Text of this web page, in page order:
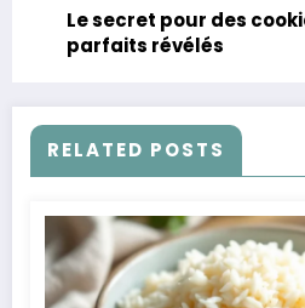
Le secret pour des
parfaits révélés
RELATED POSTS